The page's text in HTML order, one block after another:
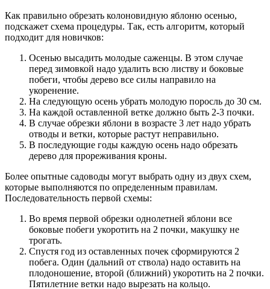
Как правильно обрезать колоновидную яблоню осенью,
подскажет схема процедуры. Так, есть алгоритм, который
подходит для новичков:
Осенью высадить молодые саженцы. В этом случае
перед зимовкой надо удалить всю листву и боковые
побеги, чтобы дерево все силы направило на
укоренение.
На следующую осень убрать молодую поросль до 30 см.
На каждой оставленной ветке должно быть 2-3 почки.
В случае обрезки яблони в возрасте 3 лет надо убрать
отводы и ветки, которые растут неправильно.
В последующие годы каждую осень надо обрезать
дерево для прореживания кроны.
Более опытные садоводы могут выбрать одну из двух схем,
которые выполняются по определенным правилам.
Последовательность первой схемы:
Во время первой обрезки однолетней яблони все
боковые побеги укоротить на 2 почки, макушку не
трогать.
Спустя год из оставленных почек сформируются 2
побега. Один (дальний от ствола) надо оставить на
плодоношение, второй (ближний) укоротить на 2 почки.
Пятилетние ветки надо вырезать на кольцо.